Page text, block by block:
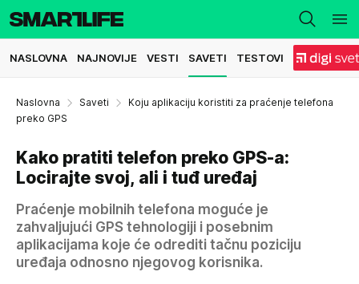
NASLOVNA NAJNOVIJE VESTI SAVETI TESTOVI
Naslovna Saveti
Koju aplikaciju koristiti za praćenje telefona
preko GPS
Kako pratiti telefon preko GPS-a:
Locirajte svoj, ali i tuđ uređaj
Praćenje mobilnih telefona moguće je
zahvaljujući GPS tehnologiji i posebnim
aplikacijama koje će odrediti tačnu poziciju
uređaja odnosno njegovog korisnika.